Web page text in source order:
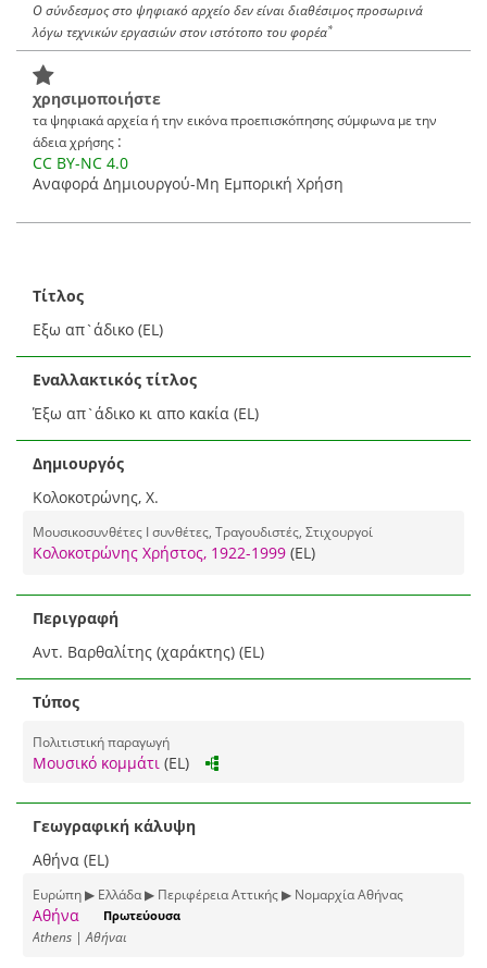
Ο σύνδεσμος στο ψηφιακό αρχείο δεν είναι διαθέσιμος προσωρινά
λόγω τεχνικών εργασιών στον ιστότοπο του φορέα*
χρησιμοποιήστε
τα ψηφιακά αρχεία ή την εικόνα προεπισκόπησης σύμφωνα με την
άδεια χρήσης :
CC BY-NC 4.0
Αναφορά Δημιουργού-Μη Εμπορική Χρήση
Τίτλος
Εξω απ`άδικο (EL)
Εναλλακτικός τίτλος
Έξω απ`άδικο κι απο κακία (EL)
Δημιουργός
Κολοκοτρώνης, Χ.
Μουσικοσυνθέτες I συνθέτες, Τραγουδιστές, Στιχουργοί
Κολοκοτρώνης Χρήστος, 1922-1999 (EL)
Περιγραφή
Αντ. Βαρθαλίτης (χαράκτης) (EL)
Τύπος
Πολιτιστική παραγωγή
Μουσικό κομμάτι (EL)
Γεωγραφική κάλυψη
Αθήνα (EL)
Ευρώπη ▶ Ελλάδα ▶ Περιφέρεια Αττικής ▶ Νομαρχία Αθήνας
Αθήνα Πρωτεύουσα
Athens | Αθήναι